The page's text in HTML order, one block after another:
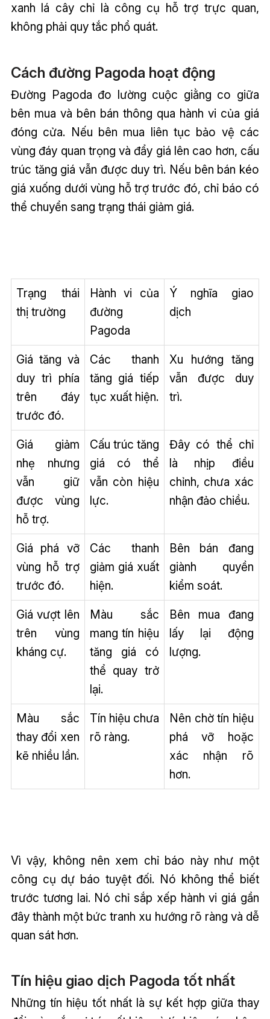
xanh lá cây chỉ là công cụ hỗ trợ trực quan,
không phải quy tắc phổ quát.
Cách đường Pagoda hoạt động
Đường Pagoda đo lường cuộc giằng co giữa
bên mua và bên bán thông qua hành vi của giá
đóng cửa. Nếu bên mua liên tục bảo vệ các
vùng đáy quan trọng và đẩy giá lên cao hơn, cấu
trúc tăng giá vẫn được duy trì. Nếu bên bán kéo
giá xuống dưới vùng hỗ trợ trước đó, chỉ báo có
thể chuyển sang trạng thái giảm giá.
Trạng thái
thị trường
Hành vi của
đường
Pagoda
Ý nghĩa giao
dịch
Giá tăng và
duy trì phía
trên đáy
trước đó.
Các thanh
tăng giá tiếp
tục xuất hiện.
Xu hướng tăng
vẫn được duy
trì.
Giá giảm
nhẹ nhưng
vẫn giữ
được vùng
hỗ trợ.
Cấu trúc tăng
giá có thể
vẫn còn hiệu
lực.
Đây có thể chỉ
là nhịp điều
chỉnh, chưa xác
nhận đảo chiều.
Giá phá vỡ
vùng hỗ trợ
trước đó.
Các thanh
giảm giá xuất
hiện.
Bên bán đang
giành quyền
kiểm soát.
Giá vượt lên
trên vùng
kháng cự.
Màu sắc
mang tín hiệu
tăng giá có
thể quay trở
lại.
Bên mua đang
lấy lại động
lượng.
Màu sắc
thay đổi xen
kẽ nhiều lần.
Tín hiệu chưa
rõ ràng.
Nên chờ tín hiệu
phá vỡ hoặc
xác nhận rõ
hơn.
Vì vậy, không nên xem chỉ báo này như một
công cụ dự báo tuyệt đối. Nó không thể biết
trước tương lai. Nó chỉ sắp xếp hành vi giá gần
đây thành một bức tranh xu hướng rõ ràng và dễ
quan sát hơn.
Tín hiệu giao dịch Pagoda tốt nhất
Những tín hiệu tốt nhất là sự kết hợp giữa thay